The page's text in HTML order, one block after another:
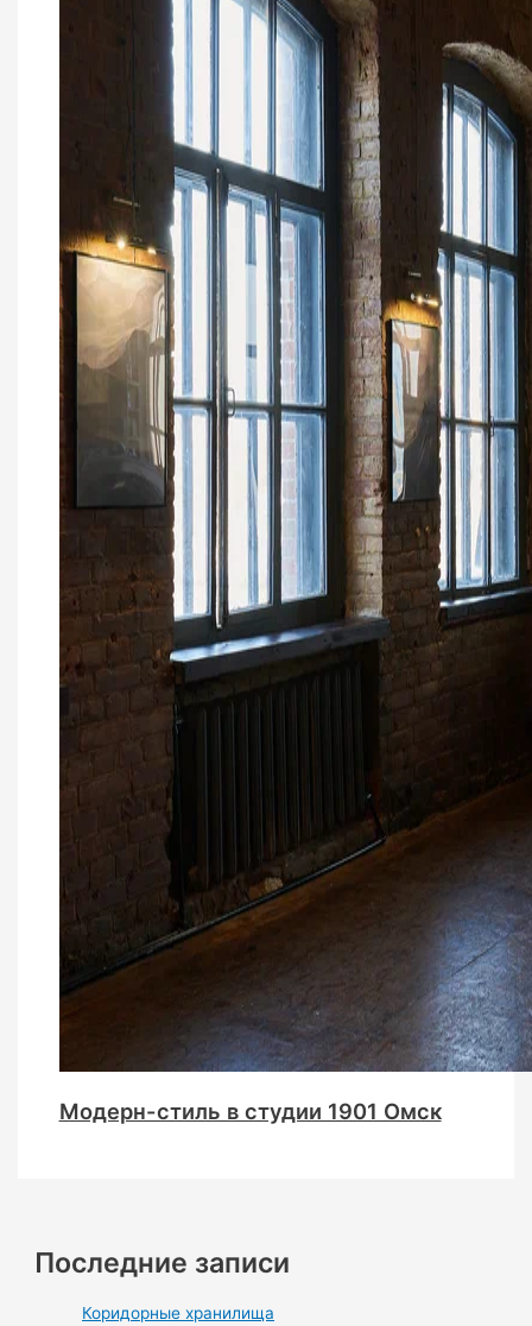
Модерн-стиль в студии 1901 Омск
Последние записи
Коридорные хранилища